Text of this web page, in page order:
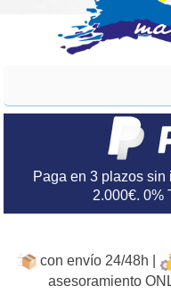
Paga en 3 plazos sin
2.000€. 0%
con envío 24/48h |
asesoramiento